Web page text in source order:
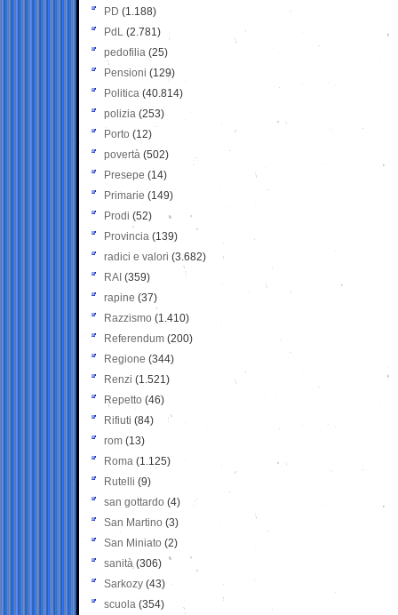
PD (1.188)
PdL (2.781)
pedofilia (25)
Pensioni (129)
Politica (40.814)
polizia (253)
Porto (12)
povertà (502)
Presepe (14)
Primarie (149)
Prodi (52)
Provincia (139)
radici e valori (3.682)
RAI (359)
rapine (37)
Razzismo (1.410)
Referendum (200)
Regione (344)
Renzi (1.521)
Repetto (46)
Rifiuti (84)
rom (13)
Roma (1.125)
Rutelli (9)
san gottardo (4)
San Martino (3)
San Miniato (2)
sanità (306)
Sarkozy (43)
scuola (354)